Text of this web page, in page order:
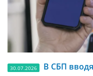
30.07.2026 В СБП